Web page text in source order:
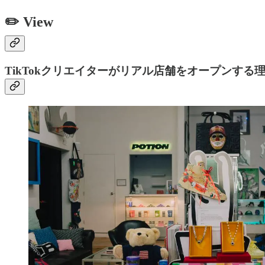
✏️ View
TikTokクリエイターがリアル店舗をオープンする